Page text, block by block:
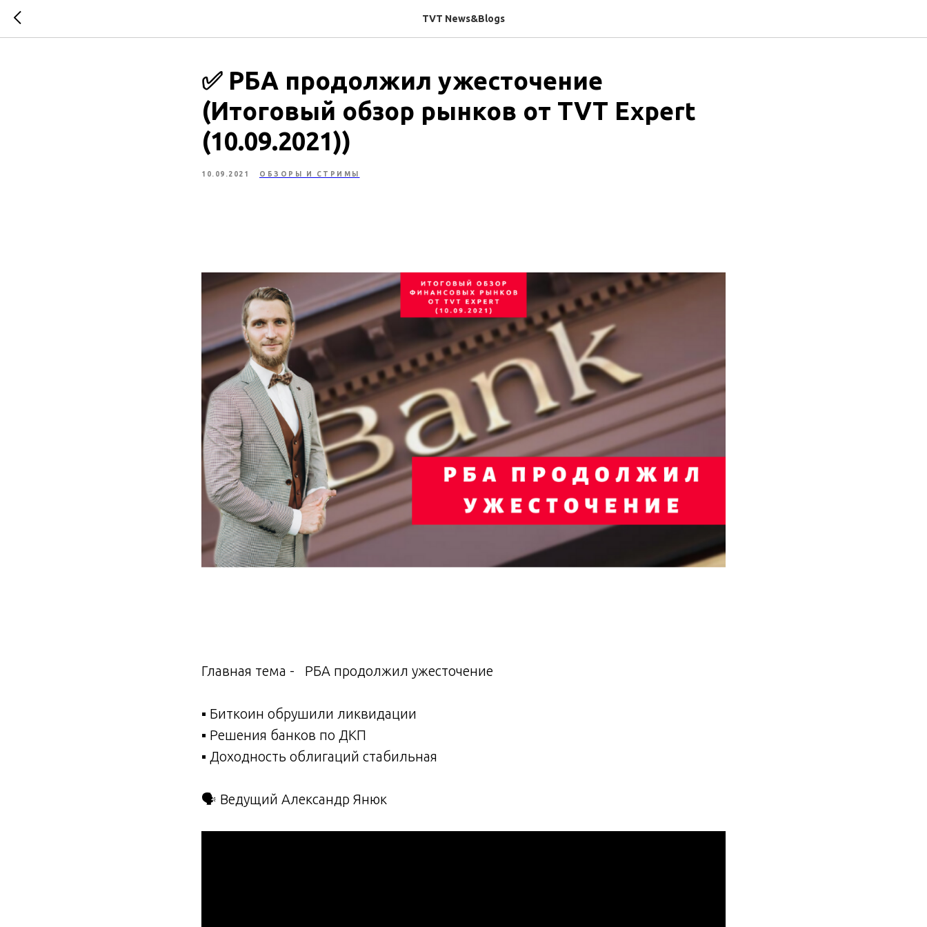
TVT News&Blogs
✅ РБА продолжил ужесточение
(Итоговый обзор рынков от TVT Expert
(10.09.2021))
10.09.2021 ОБЗОРЫ И СТРИМЫ
Главная тема - РБА продолжил ужесточение
▪️ Биткоин обрушили ликвидации
▪️ Решения банков по ДКП
▪️ Доходность облигаций стабильная
🗣 Ведущий Александр Янюк